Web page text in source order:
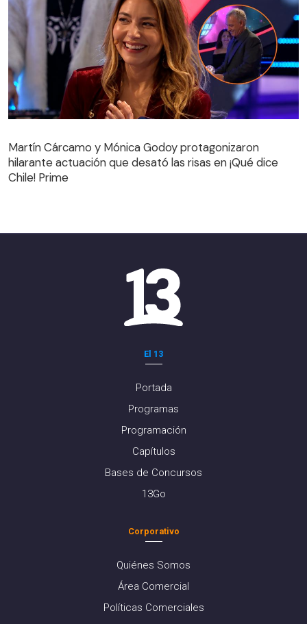
hilarante actuación que desató las risas en ¡Qué dice
Chile! Prime
Martín Cárcamo y Mónica Godoy protagonizaron
hilarante actuación que desató las risas en ¡Qué dice
Chile! Prime
El 13
Portada
Programas
Programación
Capítulos
Bases de Concursos
13Go
Corporativo
Quiénes Somos
Área Comercial
Políticas Comerciales